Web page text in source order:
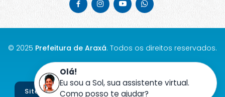
Olá!
Eu sou a Sol, sua assistente virtual.
Como posso te ajudar?
© 2025 Prefeitura de Araxá. Todos os direitos reservados.
MAPA DO SITE
Site desenvolvido por Agência Clic Tecnologia